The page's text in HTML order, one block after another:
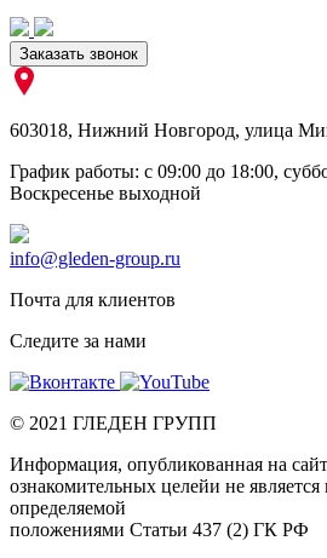
Заказать звонок
603018, Нижний Новгород, улица
График работы: c 09:00 до 18:00,
Воскресенье выходной
info@gleden-group.ru
Почта для клиентов
Следите за нами
© 2021 ГЛЕДЕН ГРУПП
Информация, опубликованная на
ознакомительных целейи не
определяемой
положениями Статьи 437 (2) ГК РФ